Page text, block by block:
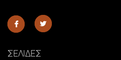
ΣΕΛΙΔΕΣ